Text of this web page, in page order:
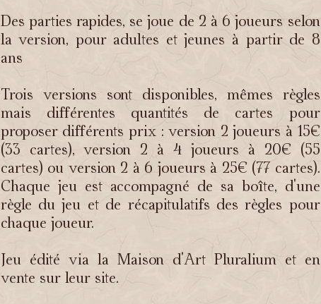
Des parties rapides, se joue de 2 à 6 joueurs selon
la version, pour adultes et jeunes à partir de 8
ans
Trois versions sont disponibles, mêmes règles
mais différentes quantités de cartes pour
proposer différents prix : version 2 joueurs à 15€
(33 cartes), version 2 à 4 joueurs à 20€ (55
cartes) ou version 2 à 6 joueurs à 25€ (77 cartes).
Chaque jeu est accompagné de sa boîte, d'une
règle du jeu et de récapitulatifs des règles pour
chaque joueur.
Jeu édité via la Maison d'Art Pluralium et en
vente sur leur site.